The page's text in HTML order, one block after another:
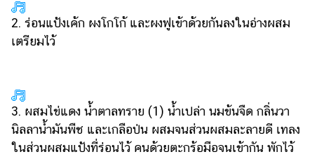
2. ร่อนแป้งเค้ก ผงโกโก้ และผงฟูเข้าด้วยกันลงในอ่างผสม
เตรียมไว้
3. ผสมไข่แดง น้ำตาลทราย (1) น้ำเปล่า นมข้นจืด กลิ่นวา
นิลลาน้ำมันพืช และเกลือป่น ผสมจนส่วนผสมละลายดี เทลง
ในส่วนผสมแป้งที่ร่อนไว้ คนด้วยตะกร้อมือจนเข้ากัน พักไว้